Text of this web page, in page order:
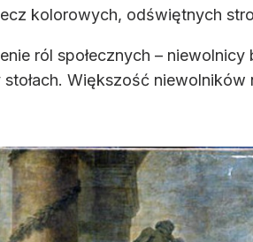
kolorowych, odświętnych
ról społecznych –
Większość